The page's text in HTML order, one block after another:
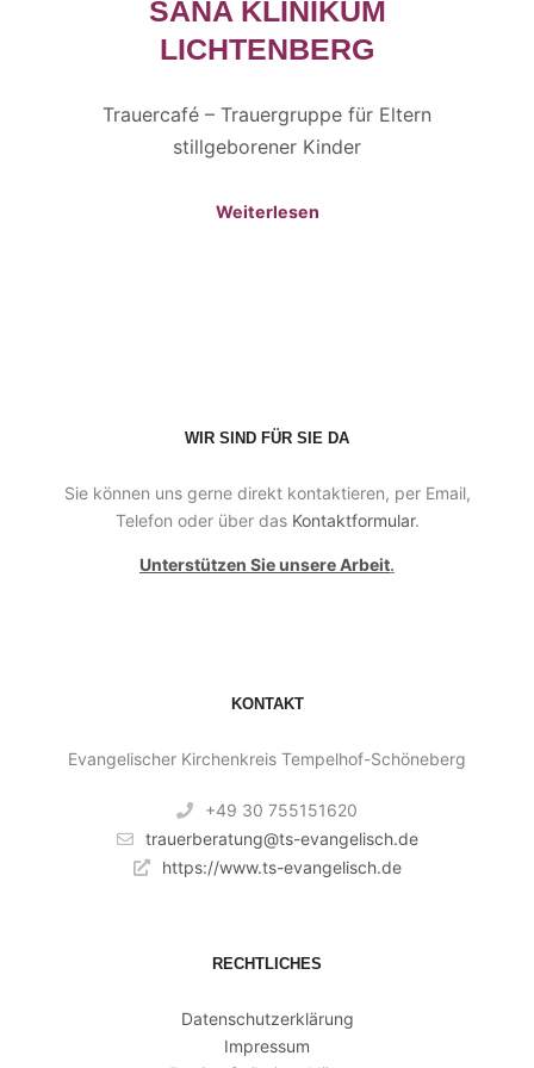
SANA KLINIKUM
LICHTENBERG
Trauercafé – Trauergruppe für Eltern
stillgeborener Kinder
Weiterlesen
WIR SIND FÜR SIE DA
Sie können uns gerne direkt kontaktieren, per Email,
Telefon oder über das Kontaktformular.
Unterstützen Sie unsere Arbeit.
KONTAKT
Evangelischer Kirchenkreis Tempelhof-Schöneberg
+49 30 755151620
trauerberatung@ts-evangelisch.de
https://www.ts-evangelisch.de
RECHTLICHES
Datenschutzerklärung
Impressum